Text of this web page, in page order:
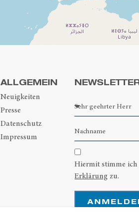
ALLGEMEIN
Neuigkeiten
Presse
Datenschutz
Impressum
Hiermit stimme
Erklärung zu.